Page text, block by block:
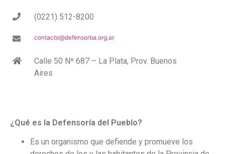
(0221) 512-8200
contacto@defensorba.org.ar
Calle 50 Nº 687 – La Plata, Prov. Buenos
Aires
¿Qué es la Defensoría del Pueblo?
Es un organismo que defiende y promueve los